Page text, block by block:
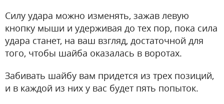
Силу удара можно изменять, зажав левую
кнопку мыши и удерживая до тех пор, пока сила
удара станет, на ваш взгляд, достаточной для
того, чтобы шайба оказалась в воротах.
Забивать шайбу вам придется из трех позиций,
и в каждой из них у вас будет пять попыток.